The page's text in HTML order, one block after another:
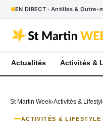
EN DIRECT · Antilles & Outre-
Actualités Activités &
St Martin Week Activités &
ACTIVITÉS & LIFESTYLE